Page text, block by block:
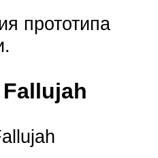
прототипа